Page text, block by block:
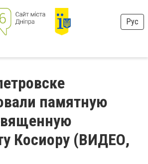
Рус
памятную
Косиору (ВИДЕО,